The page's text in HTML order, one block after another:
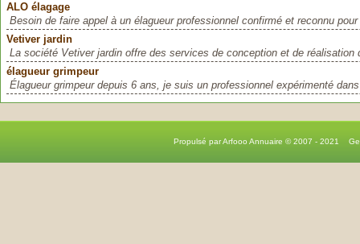
ALO élagage
Besoin de faire appel à un élagueur professionnel confirmé et reconnu
Vetiver jardin
La société Vetiver jardin offre des services de conception et de réalisation
élagueur grimpeur
Élagueur grimpeur depuis 6 ans, je suis un professionnel expérimenté
Propulsé par Arfooo Annuaire © 2007 - 2021